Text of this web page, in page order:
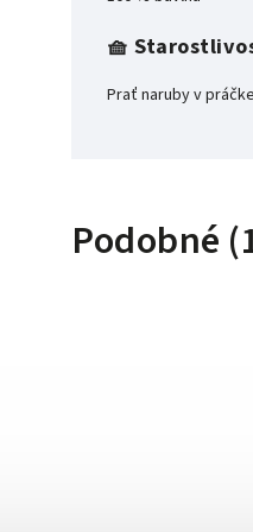
🧺
Prať naruby v
Podobné